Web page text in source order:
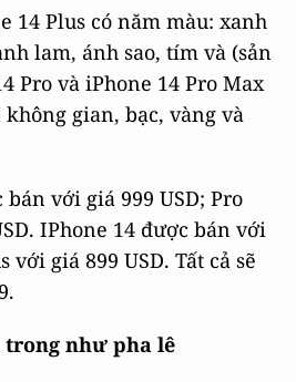
14 Plus có năm màu: xanh
lam, ánh sao, tím và (sản
Pro và iPhone 14 Pro Max
gian, bạc, vàng và
với giá 999 USD; Pro
IPhone 14 được bán với
với giá 899 USD. Tất cả sẽ
như pha lê